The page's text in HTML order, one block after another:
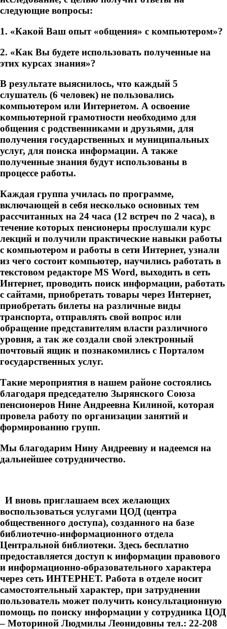
следующие вопросы:
1. «Какой Ваш опыт «общения» с компьютером»?
2. «Как Вы будете использовать полученные на
этих курсах знания»?
В результате выяснилось, что каждый 5
слушатель (6 человек) не пользовались
компьютером или Интернетом. А освоение
компьютерной грамотности необходимо для
общения с родственниками и друзьями, для
получения государственных и муниципальных
услуг, для поиска информации. А также
полученные знания будут использованы в
процессе работы.
Каждая группа училась по программе,
включающей в себя несколько основных тем
рассчитанных на 24 часа (12 встреч по 2 часа), в
течение которых пенсионеры прослушали курс
лекций и получили практические навыки работы
с компьютером и работы в сети Интернет, узнали
из чего состоит компьютер, научились работать в
текстовом редакторе MS Word, выходить в сеть
Интернет, проводить поиск информации, работать
с сайтами, приобретать товары через Интернет,
приобретать билеты на различные виды
транспорта, отправлять свой вопрос или
обращение представителям власти различного
уровня, а так же создали свой электронный
почтовый ящик и познакомились с Порталом
государственных услуг.
Такие мероприятия в нашем районе состоялись
благодаря председателю Зырянского Союза
пенсионеров Нине Андреевна Килиной, которая
провела работу по организации занятий и
формированию групп.
Мы благодарим Нину Андреевну и надеемся на
дальнейшее сотрудничество.
И вновь приглашаем всех желающих
воспользоваться услугами ЦОД (центра
общественного доступа), созданного на базе
библиотечно-информационного отдела
Центральной библиотеки. Здесь бесплатно
предоставляется доступ к информации правового
и информационно-образовательного характера
через сеть ИНТЕРНЕТ. Работа в отделе носит
самостоятельный характер, при затруднении
пользователь может получить консультационную
помощь по поиску информации у сотрудника ЦОД
– Моториной Людмилы Леонидовны тел.: 22-208